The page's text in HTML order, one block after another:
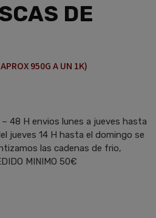
DE
950G A UN 1K)
48 H envios lunes a jueves hasta
jueves 14 H hasta el domingo se
las cadenas de frio,
MINIMO 50€